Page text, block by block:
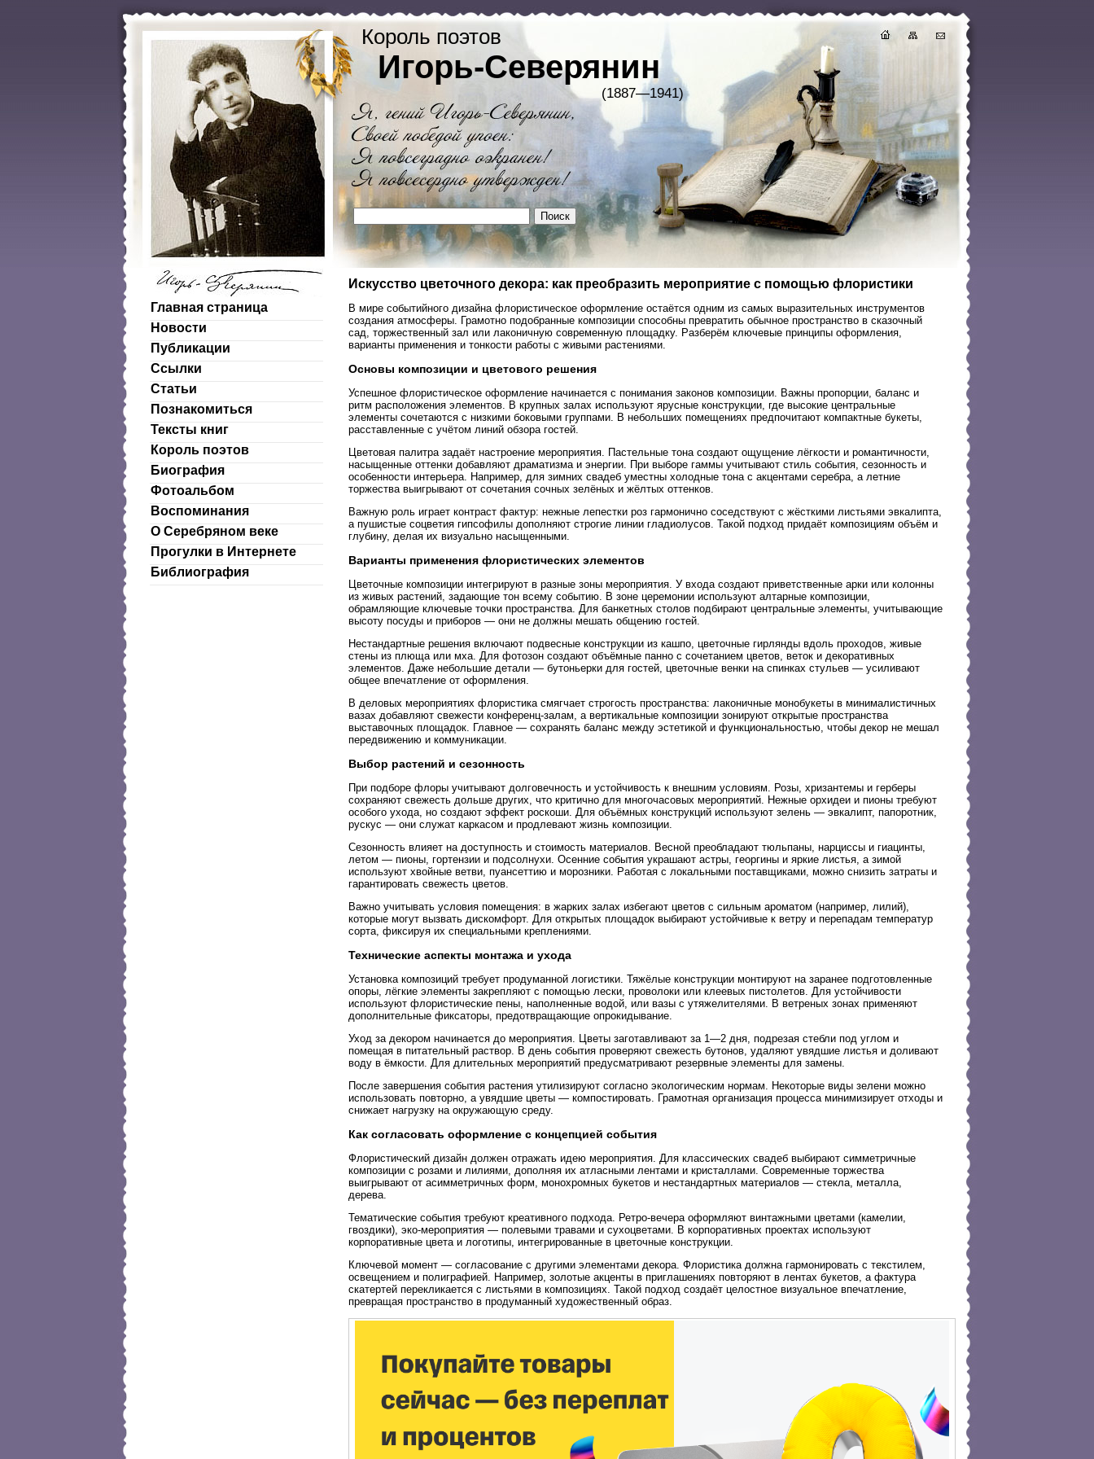
Король поэтов
Игорь-Северянин
(1887—1941)
Главная страница
Новости
Публикации
Ссылки
Статьи
Познакомиться
Тексты книг
Король поэтов
Биография
Фотоальбом
Воспоминания
О Серебряном веке
Прогулки в Интернете
Библиография
Искусство цветочного декора: как преобразить мероприятие с помощью флористики
В мире событийного дизайна флористическое оформление остаётся одним из самых выразительных инструментов
создания атмосферы. Грамотно подобранные композиции способны превратить обычное пространство в сказочный
сад, торжественный зал или лаконичную современную площадку. Разберём ключевые принципы оформления,
варианты применения и тонкости работы с живыми растениями.
Основы композиции и цветового решения
Успешное флористическое оформление начинается с понимания законов композиции. Важны пропорции, баланс и
ритм расположения элементов. В крупных залах используют ярусные конструкции, где высокие центральные
элементы сочетаются с низкими боковыми группами. В небольших помещениях предпочитают компактные букеты,
расставленные с учётом линий обзора гостей.
Цветовая палитра задаёт настроение мероприятия. Пастельные тона создают ощущение лёгкости и романтичности,
насыщенные оттенки добавляют драматизма и энергии. При выборе гаммы учитывают стиль события, сезонность и
особенности интерьера. Например, для зимних свадеб уместны холодные тона с акцентами серебра, а летние
торжества выигрывают от сочетания сочных зелёных и жёлтых оттенков.
Важную роль играет контраст фактур: нежные лепестки роз гармонично соседствуют с жёсткими листьями эвкалипта,
а пушистые соцветия гипсофилы дополняют строгие линии гладиолусов. Такой подход придаёт композициям объём и
глубину, делая их визуально насыщенными.
Варианты применения флористических элементов
Цветочные композиции интегрируют в разные зоны мероприятия. У входа создают приветственные арки или колонны
из живых растений, задающие тон всему событию. В зоне церемонии используют алтарные композиции,
обрамляющие ключевые точки пространства. Для банкетных столов подбирают центральные элементы, учитывающие
высоту посуды и приборов — они не должны мешать общению гостей.
Нестандартные решения включают подвесные конструкции из кашпо, цветочные гирлянды вдоль проходов, живые
стены из плюща или мха. Для фотозон создают объёмные панно с сочетанием цветов, веток и декоративных
элементов. Даже небольшие детали — бутоньерки для гостей, цветочные венки на спинках стульев — усиливают
общее впечатление от оформления.
В деловых мероприятиях флористика смягчает строгость пространства: лаконичные монобукеты в минималистичных
вазах добавляют свежести конференц-залам, а вертикальные композиции зонируют открытые пространства
выставочных площадок. Главное — сохранять баланс между эстетикой и функциональностью, чтобы декор не мешал
передвижению и коммуникации.
Выбор растений и сезонность
При подборе флоры учитывают долговечность и устойчивость к внешним условиям. Розы, хризантемы и герберы
сохраняют свежесть дольше других, что критично для многочасовых мероприятий. Нежные орхидеи и пионы требуют
особого ухода, но создают эффект роскоши. Для объёмных конструкций используют зелень — эвкалипт, папоротник,
рускус — они служат каркасом и продлевают жизнь композиции.
Сезонность влияет на доступность и стоимость материалов. Весной преобладают тюльпаны, нарциссы и гиацинты,
летом — пионы, гортензии и подсолнухи. Осенние события украшают астры, георгины и яркие листья, а зимой
используют хвойные ветви, пуансеттию и морозники. Работая с локальными поставщиками, можно снизить затраты и
гарантировать свежесть цветов.
Важно учитывать условия помещения: в жарких залах избегают цветов с сильным ароматом (например, лилий),
которые могут вызвать дискомфорт. Для открытых площадок выбирают устойчивые к ветру и перепадам температур
сорта, фиксируя их специальными креплениями.
Технические аспекты монтажа и ухода
Установка композиций требует продуманной логистики. Тяжёлые конструкции монтируют на заранее подготовленные
опоры, лёгкие элементы закрепляют с помощью лески, проволоки или клеевых пистолетов. Для устойчивости
используют флористические пены, наполненные водой, или вазы с утяжелителями. В ветреных зонах применяют
дополнительные фиксаторы, предотвращающие опрокидывание.
Уход за декором начинается до мероприятия. Цветы заготавливают за 1—2 дня, подрезая стебли под углом и
помещая в питательный раствор. В день события проверяют свежесть бутонов, удаляют увядшие листья и доливают
воду в ёмкости. Для длительных мероприятий предусматривают резервные элементы для замены.
После завершения события растения утилизируют согласно экологическим нормам. Некоторые виды зелени можно
использовать повторно, а увядшие цветы — компостировать. Грамотная организация процесса минимизирует отходы и
снижает нагрузку на окружающую среду.
Как согласовать оформление с концепцией события
Флористический дизайн должен отражать идею мероприятия. Для классических свадеб выбирают симметричные
композиции с розами и лилиями, дополняя их атласными лентами и кристаллами. Современные торжества
выигрывают от асимметричных форм, монохромных букетов и нестандартных материалов — стекла, металла,
дерева.
Тематические события требуют креативного подхода. Ретро-вечера оформляют винтажными цветами (камелии,
гвоздики), эко-мероприятия — полевыми травами и сухоцветами. В корпоративных проектах используют
корпоративные цвета и логотипы, интегрированные в цветочные конструкции.
Ключевой момент — согласование с другими элементами декора. Флористика должна гармонировать с текстилем,
освещением и полиграфией. Например, золотые акценты в приглашениях повторяют в лентах букетов, а фактура
скатертей перекликается с листьями в композициях. Такой подход создаёт целостное визуальное впечатление,
превращая пространство в продуманный художественный образ.